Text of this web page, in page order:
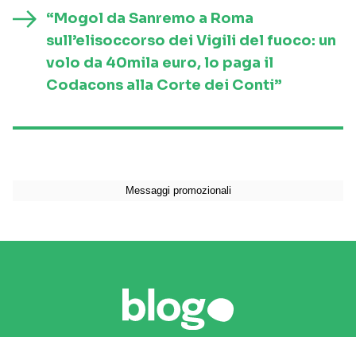
“Mogol da Sanremo a Roma
sull’elisoccorso dei Vigili del fuoco: un
volo da 40mila euro, lo paga il
Codacons alla Corte dei Conti”